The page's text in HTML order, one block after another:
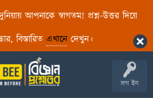
আপনাকে স্বাগতম! প্রশ্ন-উত্তর দিয়ে
বিস্তারিত এখানেদেখুন।
লগ ইন